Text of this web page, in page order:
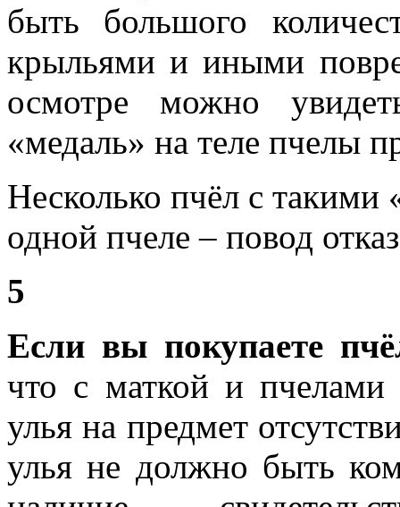
быть большого
крыльями и иными
осмотре можно
«медаль» на теле пчелы
Несколько пчёл с
одной пчеле – повод
5
Если вы покупаете
что с маткой и пчелами
улья на предмет
улья не должно быть